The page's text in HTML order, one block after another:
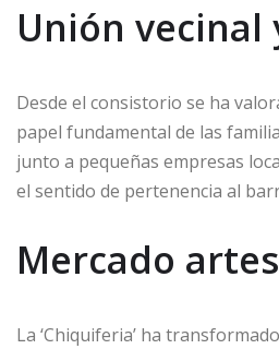
Unión
Desde el consistorio se ha
papel fundamental de las
junto a pequeñas empresas
el sentido de pertenencia al
Mercado
La ‘Chiquiferia’ ha